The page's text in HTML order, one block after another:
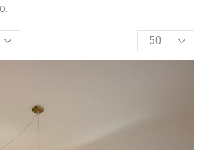
Products
per